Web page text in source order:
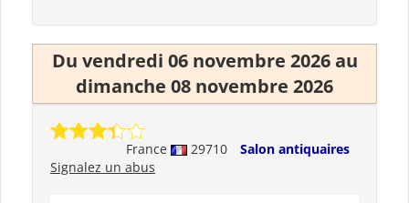
Du vendredi 06 novembre 2026 au
dimanche 08 novembre 2026
France 29710
Salon antiquaires
Signalez un abus